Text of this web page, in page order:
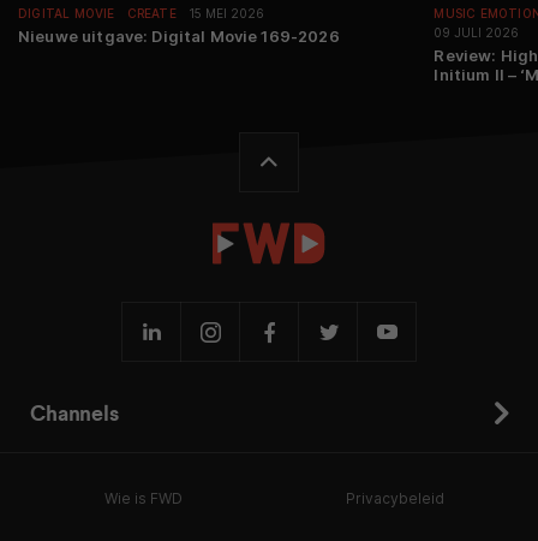
DIGITAL MOVIE CREATE 15 MEI 2026
Nieuwe uitgave: Digital Movie 169-2026
MUSIC
09 JULI 2026
Review:
Initium II –
Channels
Wie is FWD Privacybeleid